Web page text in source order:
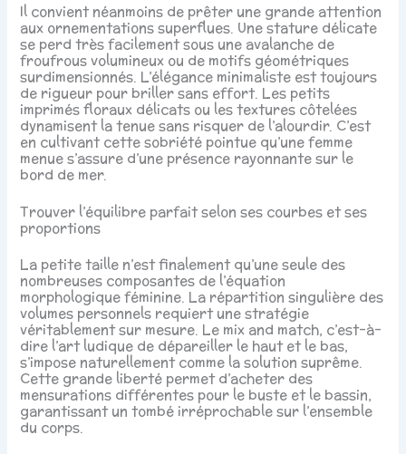
Il convient néanmoins de prêter une grande attention
aux ornementations superflues. Une stature délicate
se perd très facilement sous une avalanche de
froufrous volumineux ou de motifs géométriques
surdimensionnés. L’élégance minimaliste est toujours
de rigueur pour briller sans effort. Les petits
imprimés floraux délicats ou les textures côtelées
dynamisent la tenue sans risquer de l’alourdir. C’est
en cultivant cette sobriété pointue qu’une femme
menue s’assure d’une présence rayonnante sur le
bord de mer.
Trouver l’équilibre parfait selon ses courbes et ses
proportions
La petite taille n’est finalement qu’une seule des
nombreuses composantes de l’équation
morphologique féminine. La répartition singulière des
volumes personnels requiert une stratégie
véritablement sur mesure. Le mix and match, c’est-à-
dire l’art ludique de dépareiller le haut et le bas,
s’impose naturellement comme la solution suprême.
Cette grande liberté permet d’acheter des
mensurations différentes pour le buste et le bassin,
garantissant un tombé irréprochable sur l’ensemble
du corps.